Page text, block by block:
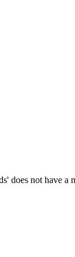
does not have